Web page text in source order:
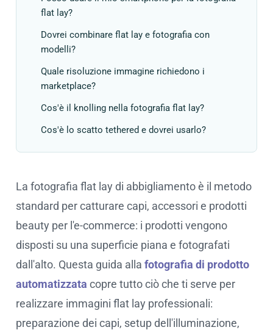
flat lay?
Dovrei combinare flat lay e fotografia con
modelli?
Quale risoluzione immagine richiedono i
marketplace?
Cos'è il knolling nella fotografia flat lay?
Cos'è lo scatto tethered e dovrei usarlo?
La fotografia flat lay di abbigliamento è il metodo
standard per catturare capi, accessori e prodotti
beauty per l'e-commerce: i prodotti vengono
disposti su una superficie piana e fotografati
dall'alto. Questa guida alla fotografia di prodotto
automatizzata copre tutto ciò che ti serve per
realizzare immagini flat lay professionali:
preparazione dei capi, setup dell'illuminazione,